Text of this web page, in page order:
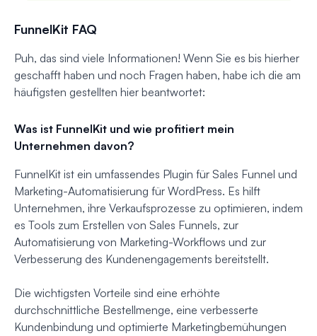
FunnelKit FAQ
Puh, das sind viele Informationen! Wenn Sie es bis hierher
geschafft haben und noch Fragen haben, habe ich die am
häufigsten gestellten hier beantwortet:
Was ist FunnelKit und wie profitiert mein
Unternehmen davon?
FunnelKit ist ein umfassendes Plugin für Sales Funnel und
Marketing-Automatisierung für WordPress. Es hilft
Unternehmen, ihre Verkaufsprozesse zu optimieren, indem
es Tools zum Erstellen von Sales Funnels, zur
Automatisierung von Marketing-Workflows und zur
Verbesserung des Kundenengagements bereitstellt.
Die wichtigsten Vorteile sind eine erhöhte
durchschnittliche Bestellmenge, eine verbesserte
Kundenbindung und optimierte Marketingbemühungen